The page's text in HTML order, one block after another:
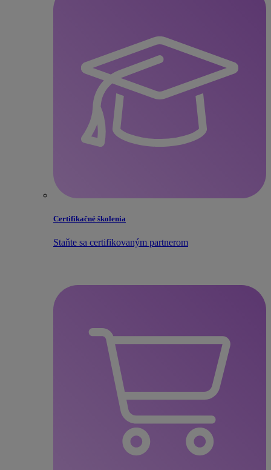
Certifikačné školenia
Staňte sa certifikovaným partnerom